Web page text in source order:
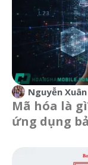
Nguyễn
Mã hóa là
ứng dụng